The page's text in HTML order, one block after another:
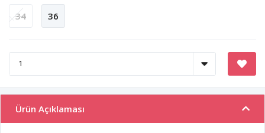
34 36
Ürün Açıklaması